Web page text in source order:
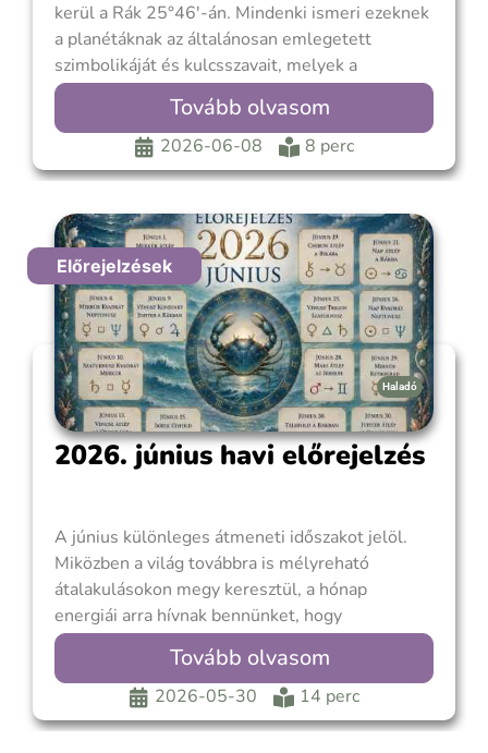
kerül a Rák 25°46′-án. Mindenki ismeri ezeknek
a planétáknak az általánosan emlegetett
szimbolikáját és kulcsszavait, melyek a
szerencse, bőség, szeretet, áldás, gyarapodás.
Kétségtelen, hogy a Vénusz és a Jupiter
találkozása hagyományosan az egyik
legkedvezőbb együttállásnak számít, de talán
Tovább olvasom
2026-06-08 8 perc
Előrejelzések
Haladó
2026. június havi előrejelzés
A június különleges átmeneti időszakot jelöl.
Miközben a világ továbbra is mélyreható
átalakulásokon megy keresztül, a hónap
energiái arra hívnak bennünket, hogy
figyelmünket ne csupán a külső eseményekre,
hanem saját belső világunkra is irányítsuk. Az
értelem és az érzelem, a biztonság és a
változás, a múlt és a jövő kérdései
Tovább olvasom
2026-05-30 14 perc